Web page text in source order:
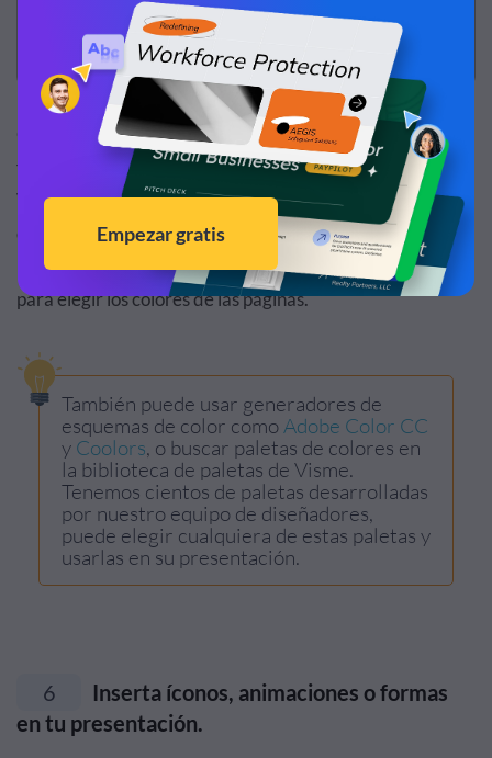
Con los códigos hexagonales en la mano, puede replicar
fácilmente estos esquemas de color favoritos en el Editor
Visme, como te mostramos aquí en arriba. Otra opción,
que puede ser más fácil para los usuarios de Chrome, es
utilizar la propia herramientaCuentagotas
de Chrome
para elegir los colores de las páginas.
También puede usar generadores de
esquemas de color como Adobe Color CC
y Coolors, o buscar paletas de colores en
la biblioteca de paletas de Visme.
Tenemos cientos de paletas desarrolladas
por nuestro equipo de diseñadores,
puede elegir cualquiera de estas paletas y
usarlas en su presentación.
6
Inserta íconos, animaciones o formas
en tu presentación.